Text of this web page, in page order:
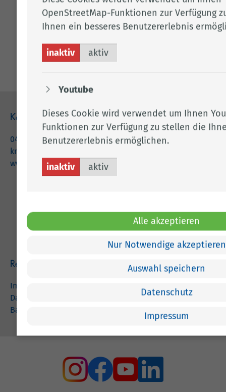
Familien in Niedersachsen
Klick Clack kommt zu Besuch
Podcast-Folge zum Thema
Kontakt
04471 15 0
kreishaus@lkclp.de
www.lkclp.de
Landkreis Cloppenburg
Rechtliches
Impressum
Datenschutz
Barrierefreiheit
OpenStreetMap-Funktionen zur Verfügung
Ihnen ein besseres Benutzererlebnis
inaktiv aktiv
Youtube
Dieses Cookie wird verwendet um Ihnen
Funktionen zur Verfügung zu stellen die
Benutzererlebnis ermöglichen.
inaktiv aktiv
Alle akzeptieren
Nur Notwendige akzeptieren
Auswahl speichern
Datenschutz
Impressum